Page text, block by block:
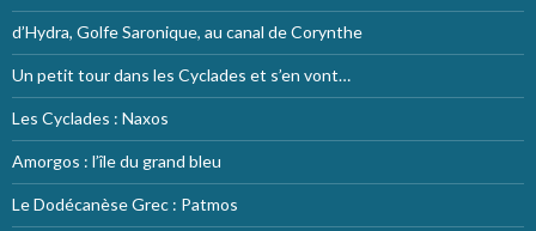
d’Hydra, Golfe Saronique, au canal de Corynthe
Un petit tour dans les Cyclades et s’en vont…
Les Cyclades : Naxos
Amorgos : l’île du grand bleu
Le Dodécanèse Grec : Patmos